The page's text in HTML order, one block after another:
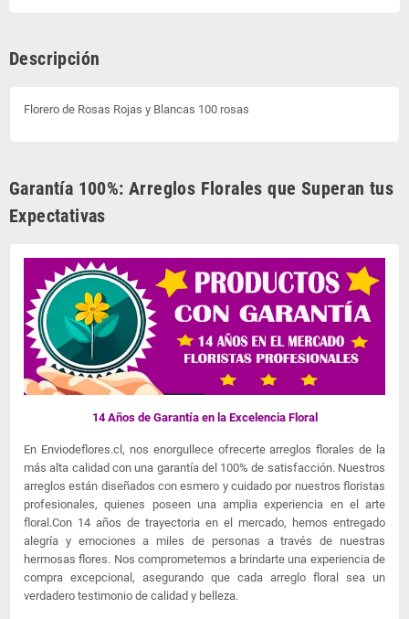
Descripción
Florero de Rosas Rojas y Blancas 100 rosas
Garantía 100%: Arreglos Florales que Superan tus
Expectativas
14 Años de Garantía en la Excelencia Floral
En Enviodeflores.cl, nos enorgullece ofrecerte arreglos florales de la
más alta calidad con una garantía del 100% de satisfacción. Nuestros
arreglos están diseñados con esmero y cuidado por nuestros floristas
profesionales, quienes poseen una amplia experiencia en el arte
floral.Con 14 años de trayectoria en el mercado, hemos entregado
alegría y emociones a miles de personas a través de nuestras
hermosas flores. Nos comprometemos a brindarte una experiencia de
compra excepcional, asegurando que cada arreglo floral sea un
verdadero testimonio de calidad y belleza.